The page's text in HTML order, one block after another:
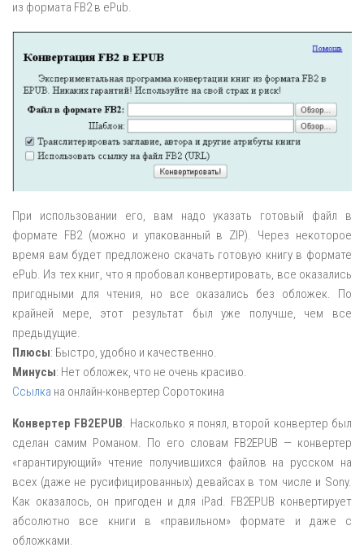
из формата FB2 в ePub.
При использовании его, вам надо указать готовый файл в
формате FB2 (можно и упакованный в ZIP). Через некоторое
время вам будет предложено скачать готовую книгу в формате
ePub. Из тех книг, что я пробовал конвертировать, все оказались
пригодными для чтения, но все оказались без обложек. По
крайней мере, этот результат был уже получше, чем все
предыдущие.
Плюсы: Быстро, удобно и качественно.
Минусы: Нет обложек, что не очень красиво.
Ссылка на онлайн-конвертер Соротокина
Конвертер FB2EPUB. Насколько я понял, второй конвертер был
сделан самим Романом. По его словам FB2EPUB — конвертер
«гарантирующий» чтение получившихся файлов на русском на
всех (даже не русифицированных) девайсах в том числе и Sony.
Как оказалось, он пригоден и для iPad. FB2EPUB конвертирует
абсолютно все книги в «правильном» формате и даже с
обложками.